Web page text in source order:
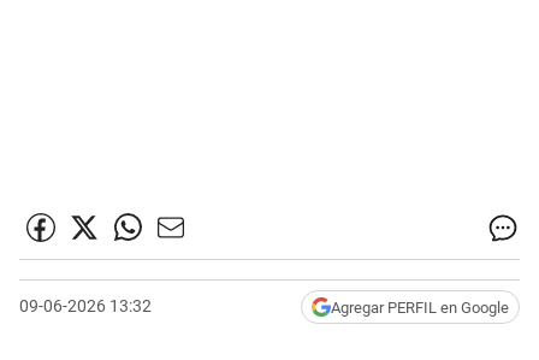
09-06-2026 13:32 Agregar PERFIL en Google